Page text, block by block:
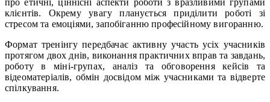
клієнтів. Окрему увагу планується приділити роботі зі
стресом та емоціями, запобіганню професійному вигоранню.
Формат тренінгу передбачає активну участь усіх учасників
протягом двох днів, виконання практичних вправ та завдань,
роботу в міні-групах, аналіз та обговорення кейсів та
відеоматеріалів, обмін досвідом між учасниками та відверте
спілкування.